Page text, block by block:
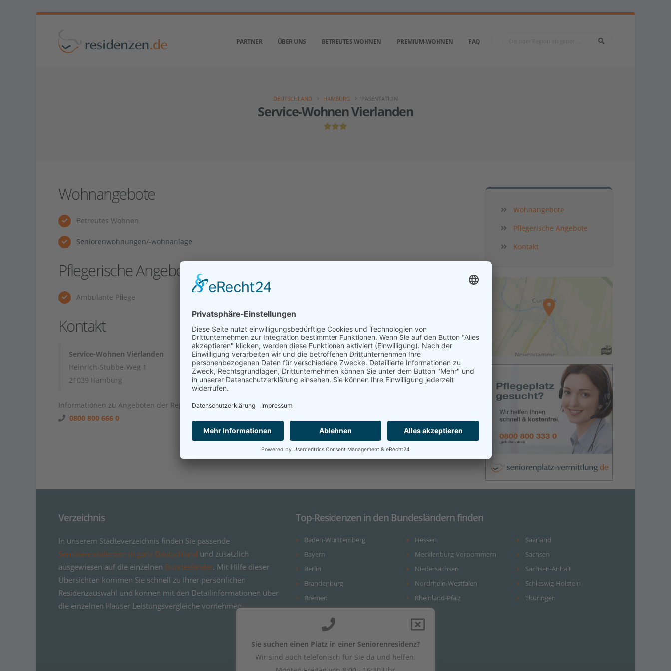
PARTNER ÜBER UNS BETREUTES WOHNEN PREMIUM-WOHNEN FAQ
Service-Wohnen Vierlanden
DEUTSCHLAND HAMBURG PÄSENTATION
Wohnangebote
Betreutes Wohnen
Seniorenwohnungen/-wohnanlage
Pflegerische Angebote
Ambulante Pflege
Kontakt
Service-Wohnen Vierlanden
Heinrich-Stubbe-Weg 1
21039 Hamburg
Informationen zu Angeboten der Region unter
0800 800 666 0
Leider kann das Haus über residenzen.de nicht direkt
angefragt werden.
Wohnangebote
Pflegerische Angebote
Kontakt
Verzeichnis
In unserem Städteverzeichnis finden Sie passende
Seniorenresidenzen in ganz Deutschland und zusätzlich
ausgewiesen auf die einzelnen Bundesländer. Mit Hilfe dieser
Übersichten kommen Sie schnell zu Ihrer persönlichen
Residenzauswahl und können mit den Detailinformationen über
die einzelnen Häuser Leistungsvergleiche vornehmen.
Top-Residenzen in den Bundesländern finden
Baden-Württemberg
Bayern
Berlin
Brandenburg
Bremen
Hessen
Mecklenburg-Vorpommern
Niedersachsen
Nordrhein-Westfalen
Rheinland-Pfalz
Saarland
Sachsen
Sachsen-Anhalt
Schleswig-Holstein
Thüringen
Sie suchen einen Platz in einer Seniorenresidenz?
Wir sind auch telefonisch für Sie da und helfen.